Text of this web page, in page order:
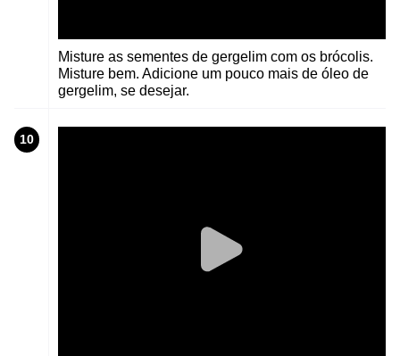
Misture as sementes de gergelim com os brócolis.
Misture bem. Adicione um pouco mais de óleo de
gergelim, se desejar.
10